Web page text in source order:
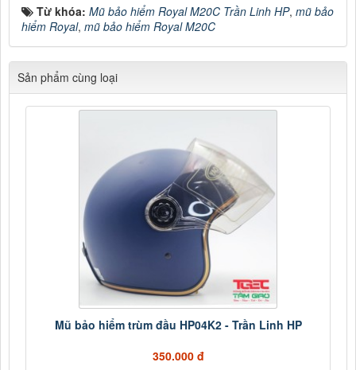
Từ khóa: Mũ bảo hiểm Royal M20C Trần Linh HP, mũ bảo
hiểm Royal, mũ bảo hiểm Royal M20C
Sản phẩm cùng loại
Mũ bảo hiểm trùm đầu HP04K2 - Trần Linh HP
350.000 đ